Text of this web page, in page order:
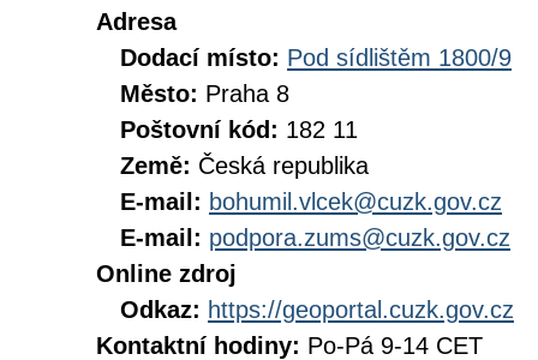
Adresa
Dodací místo: Pod sídlištěm 1800/9
Město: Praha 8
Poštovní kód: 182 11
Země: Česká republika
E-mail: bohumil.vlcek@cuzk.gov.cz
E-mail: podpora.zums@cuzk.gov.cz
Online zdroj
Odkaz: https://geoportal.cuzk.gov.cz
Kontaktní hodiny: Po-Pá 9-14 CET